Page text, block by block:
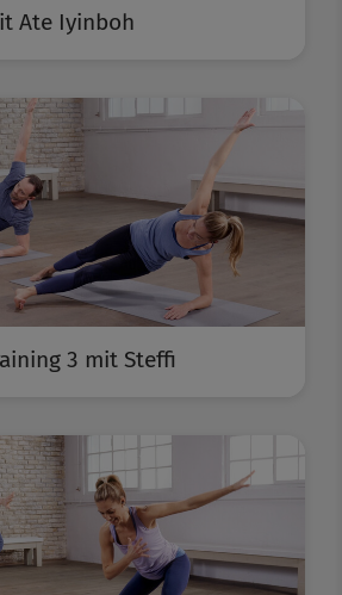
Ate Iyinboh
3 mit Steffi